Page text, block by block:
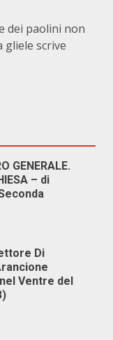
dei paolini non
gliele scrive
GENERALE.
– di
Di
Ventre del